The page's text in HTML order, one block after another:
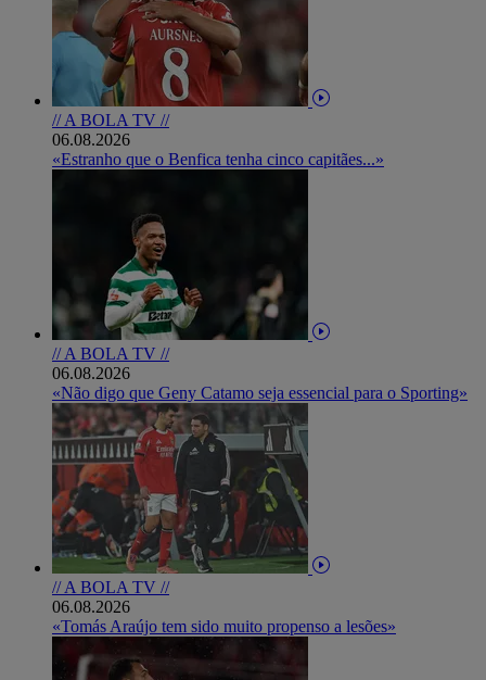
// A BOLA TV //
06.08.2026
«Estranho que o Benfica tenha cinco capitães...»
// A BOLA TV //
06.08.2026
«Não digo que Geny Catamo seja essencial para o Sporting»
// A BOLA TV //
06.08.2026
«Tomás Araújo tem sido muito propenso a lesões»